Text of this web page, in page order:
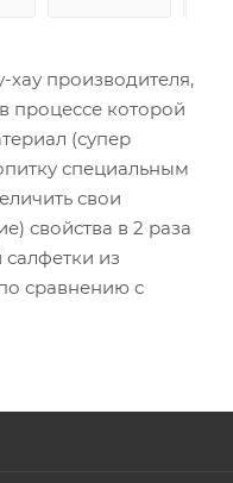
хау производителя,
процессе которой
(супер
специальным
свои
свойства в 2 раза
из
сравнению с